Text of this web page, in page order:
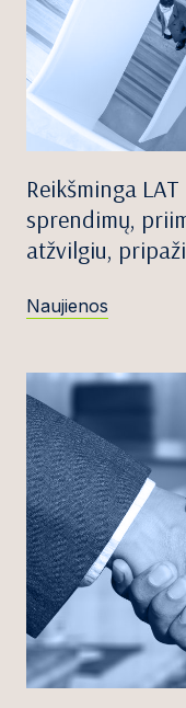
Reikšminga
sprendimų,
atžvilgiu,
Naujienos